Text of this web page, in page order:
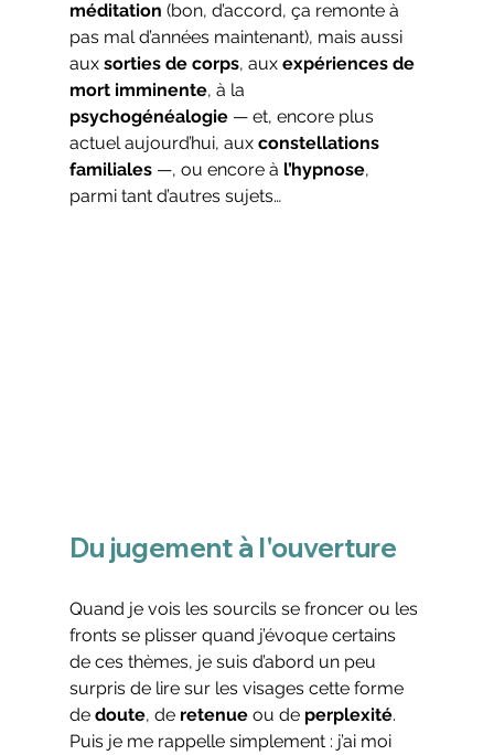
méditation (bon, d’accord, ça remonte à
pas mal d’années maintenant), mais aussi
aux sorties de corps, aux expériences de
mort imminente, à la
psychogénéalogie — et, encore plus
actuel aujourd’hui, aux constellations
familiales —, ou encore à l’hypnose,
parmi tant d’autres sujets…
Du jugement à l'ouverture
Quand je vois les sourcils se froncer ou les
fronts se plisser quand j’évoque certains
de ces thèmes, je suis d’abord un peu
surpris de lire sur les visages cette forme
de doute, de retenue ou de perplexité.
Puis je me rappelle simplement : j’ai moi